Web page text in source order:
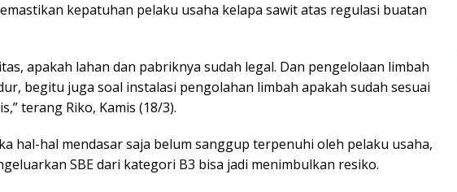
kepatuhan pelaku usaha kelapa sawit atas regulasi buatan
apakah lahan dan pabriknya sudah legal. Dan pengelolaan limbah
begitu juga soal instalasi pengolahan limbah apakah sudah sesuai
terang Riko, Kamis (18/3).
hal-hal mendasar saja belum sanggup terpenuhi oleh pelaku usaha,
SBE dari kategori B3 bisa jadi menimbulkan resiko.